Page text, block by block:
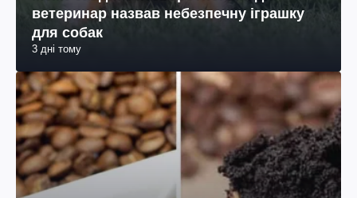
ветеринар назвав небезпечну іграшку
для собак
3 дні тому